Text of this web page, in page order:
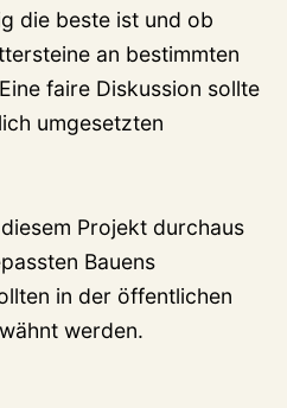
die beste ist und ob
an bestimmten
faire Diskussion sollte
umgesetzten
Projekt durchaus
Bauens
in der öffentlichen
werden.